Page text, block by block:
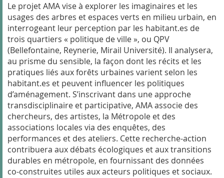
Le projet AMA vise à explorer les imaginaires et les
usages des arbres et espaces verts en milieu urbain, en
interrogeant leur perception par les habitant.es de
trois quartiers « politique de ville », ou QPV
(Bellefontaine, Reynerie, Mirail Université). Il analysera,
au prisme du sensible, la façon dont les récits et les
pratiques liés aux forêts urbaines varient selon les
habitant.es et peuvent influencer les politiques
d’aménagement. S’inscrivant dans une approche
transdisciplinaire et participative, AMA associe des
chercheurs, des artistes, la Métropole et des
associations locales via des enquêtes, des
performances et des ateliers. Cette recherche-action
contribuera aux débats écologiques et aux transitions
durables en métropole, en fournissant des données
co-construites utiles aux acteurs politiques et sociaux.